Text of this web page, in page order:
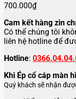
700.000₫
Cam kết hàng zin
Có thể chúng tôi
liên hệ hotline để
Hotline:
Khi Ép cổ cáp màn
Quý khách sẽ nhận